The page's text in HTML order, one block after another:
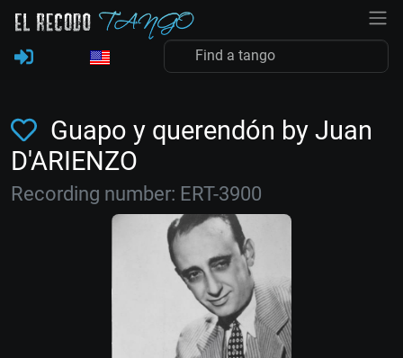
Guapo y querendón by Juan
D'ARIENZO
Recording number: ERT-3900